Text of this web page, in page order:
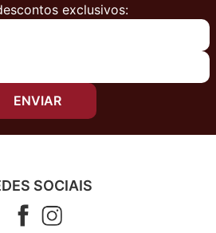
exclusivos:
ENVIAR
SOCIAIS